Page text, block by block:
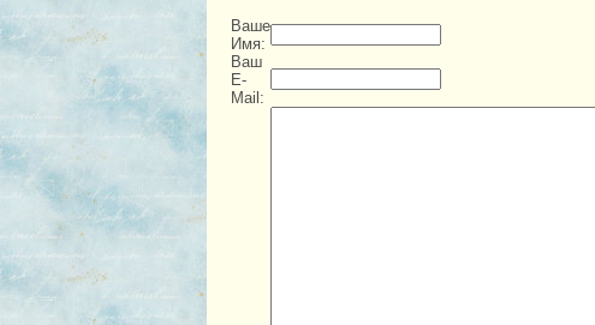
Ваше
Имя:
Ваш
E-
Mail: